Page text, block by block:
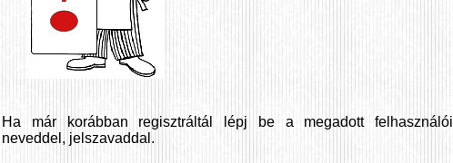
Ha már korábban regisztráltál lépj be a megadott felhasználói
neveddel, jelszavaddal.